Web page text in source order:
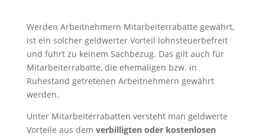
Werden Arbeitnehmern Mitarbeiterrabatte gewährt,
ist ein solcher geldwerter Vorteil lohnsteuerbefreit
und führt zu keinem Sachbezug. Das gilt auch für
Mitarbeiterrabatte, die ehemaligen bzw. in
Ruhestand getretenen Arbeitnehmern gewährt
werden.
Unter Mitarbeiterrabatten versteht man geldwerte
Vorteile aus dem verbilligten oder kostenlosen